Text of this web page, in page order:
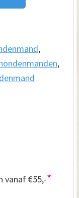
,
,
vanaf €55,-*